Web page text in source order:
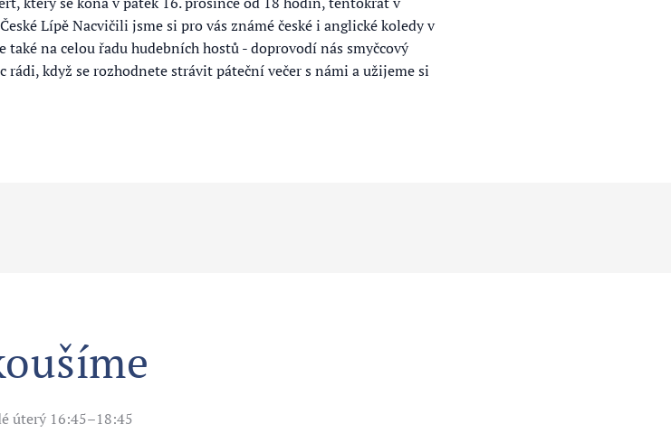
Lípě Nacvičili jsme si pro vás známé české i anglické koledy v
na celou řadu hudebních hostů - doprovodí nás smyčcový
když se rozhodnete strávit páteční večer s námi a užijeme si
úterý 16:45–18:45